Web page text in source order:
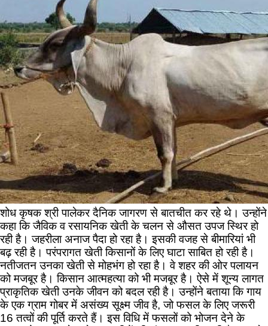
शोध कृषक श्री पालेकर दैनिक जागरण से बातचीत कर रहे थे। उन्होंने
कहा कि जैविक व रसायनिक खेती के चलन से औसत उपज स्थिर हो
रही है। जहरीला अनाज पैदा हो रहा है। इसकी वजह से बीमारियां भी
बढ़ रही है। परंपरागत खेती किसानों के लिए घाटा साबित हो रही है।
नतीजतन उनका खेती से मोहभंग हो रहा है। वे शहर की ओर पलायन
को मजबूर है। किसान आत्महत्या को भी मजबूर है। ऐसे में शून्य लागत
प्राकृतिक खेती उनके जीवन को बदल रही है। उन्होंने बताया कि गाय
के एक ग्राम गोबर में असंख्य सूक्ष्म जीव है, जो फसल के लिए जरूरी
16 तत्वों की पूर्ति करते हैं। इस विधि में फसलों को भोजन देने के